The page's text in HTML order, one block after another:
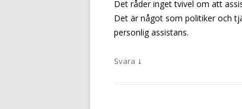
Det råder inget tvivel om att
Det är något som politiker och
personlig assistans.
Svara ↓